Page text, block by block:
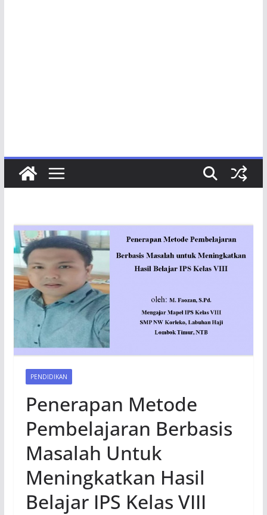
PENDIDIKAN
Penerapan Metode
Pembelajaran Berbasis
Masalah Untuk
Meningkatkan Hasil
Belajar IPS Kelas VIII